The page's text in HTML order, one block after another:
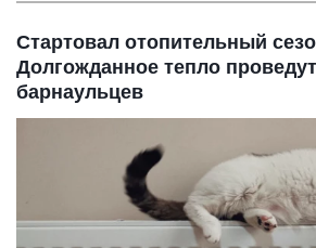
Стартовал отопительный
Долгожданное тепло
барнаульцев